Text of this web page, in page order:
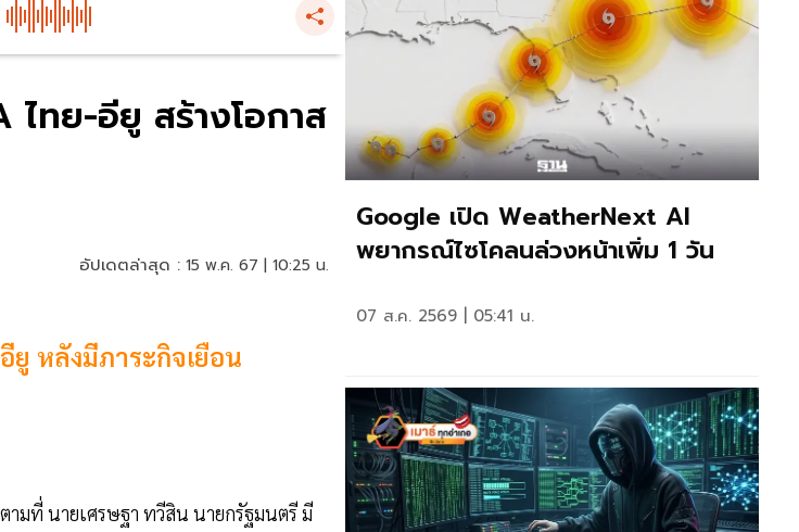
ไทย-อียู สร้างโอกาส
อัปเดตล่าสุด : 15 พ.ค. 67 | 10:25 น.
ยู หลังมีภาระกิจเยือน
มที่ นายเศรษฐา ทวีสิน นายกรัฐมนตรี มี
Google เปิด WeatherNext AI
พยากรณ์ไซโคลนล่วงหน้าเพิ่ม 1 วัน
07 ส.ค. 2569 | 05:41 น.